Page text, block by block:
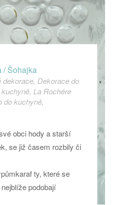
/ Šohajka
dekorace, Dekorace do
, La Rochére
do kuchyně,
obci hody a starší
se již časem rozbily či
ty, které se
podobají